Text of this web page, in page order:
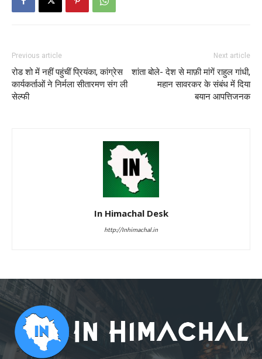
Previous article
रोड शो में नहीं पहुंचीं प्रियंका, कांग्रेस
कार्यकर्ताओं ने निर्मला सीतारमण संग ली
सेल्फी
Next article
शांता बोले- देश से माफ़ी मांगें राहुल गांधी,
महान सावरकर के संबंध में दिया
बयान आपत्तिजनक
In Himachal Desk
http://Inhimachal.in